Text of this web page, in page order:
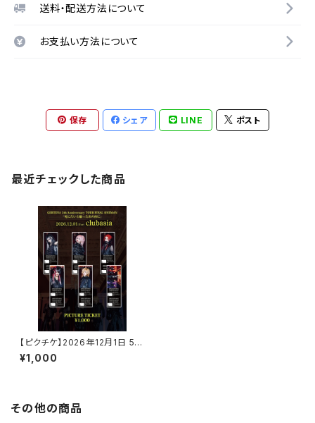
送料・配送方法について
お支払い方法について
保存 シェア LINE ポスト
最近チェックした商品
【ピクチケ】2026年12月1日 5周
年ワンマンピクチャーチケット(ラ
ンダム)
¥1,000
その他の商品